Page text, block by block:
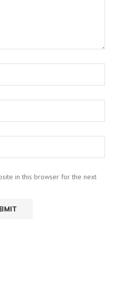
in this browser for the next